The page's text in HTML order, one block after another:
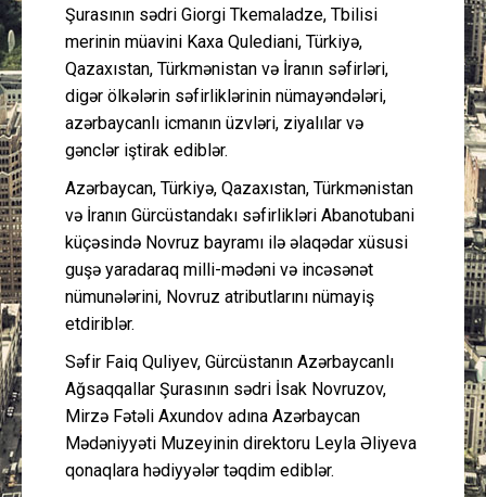
Əlaqə
Şurasının sədri Giorgi Tkemaladze, Tbilisi
merinin müavini Kaxa Qulediani, Türkiyə,
Qazaxıstan, Türkmənistan və İranın səfirləri,
digər ölkələrin səfirliklərinin nümayəndələri,
azərbaycanlı icmanın üzvləri, ziyalılar və
gənclər iştirak ediblər.
Azərbaycan, Türkiyə, Qazaxıstan, Türkmənistan
və İranın Gürcüstandakı səfirlikləri Abanotubani
küçəsində Novruz bayramı ilə əlaqədar xüsusi
guşə yaradaraq milli-mədəni və incəsənət
nümunələrini, Novruz atributlarını nümayiş
etdiriblər.
Səfir Faiq Quliyev, Gürcüstanın Azərbaycanlı
Ağsaqqallar Şurasının sədri İsak Novruzov,
Mirzə Fətəli Axundov adına Azərbaycan
Mədəniyyəti Muzeyinin direktoru Leyla Əliyeva
qonaqlara hədiyyələr təqdim ediblər.